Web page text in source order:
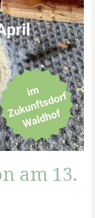
am 13.